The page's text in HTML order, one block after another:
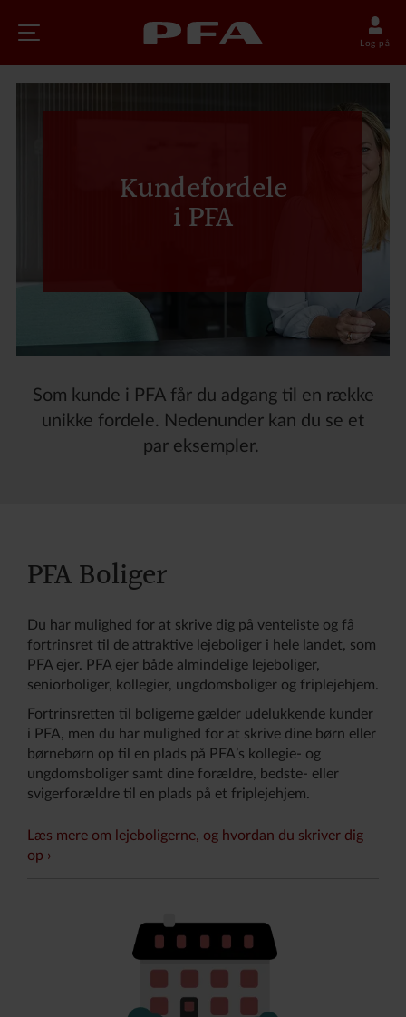
Log på
Kundefordele
i PFA
Som kunde i PFA får du adgang til en række
unikke fordele. Nedenunder kan du se et
par eksempler.
PFA Boliger
Du har mulighed for at skrive dig på venteliste og få
fortrinsret til de attraktive lejeboliger i hele landet, som
PFA ejer. PFA ejer både almindelige lejeboliger,
seniorboliger, kollegier, ungdomsboliger og friplejehjem.
Fortrinsretten til boligerne gælder udelukkende kunder
i PFA, men du har mulighed for at skrive dine børn eller
børnebørn op til en plads på PFA’s kollegie- og
ungdomsboliger samt dine forældre, bedste- eller
svigerforældre til en plads på et friplejehjem.
Læs mere om lejeboligerne, og hvordan du skriver dig
op